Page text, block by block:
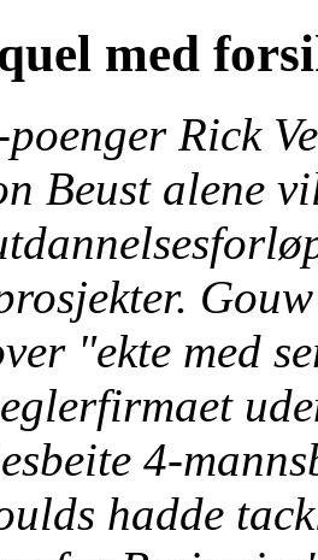
med
Rick
Beust alene
"ekte med
4-
hadde